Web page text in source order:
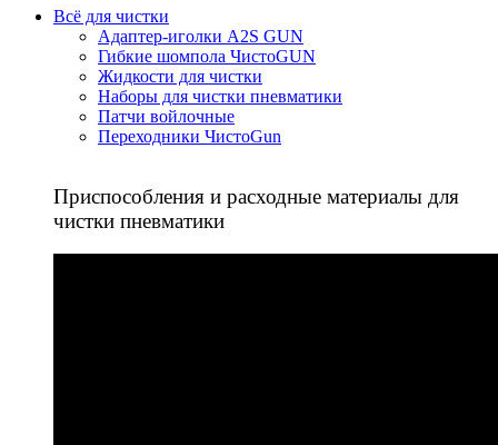
Всё для чистки
Адаптер-иголки A2S GUN
Гибкие шомпола ЧистоGUN
Жидкости для чистки
Наборы для чистки пневматики
Патчи войлочные
Переходники ЧистоGun
Приспособления и расходные материалы для
чистки пневматики